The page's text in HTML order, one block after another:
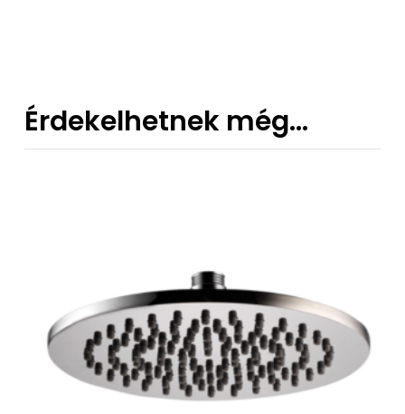
Érdekelhetnek még…